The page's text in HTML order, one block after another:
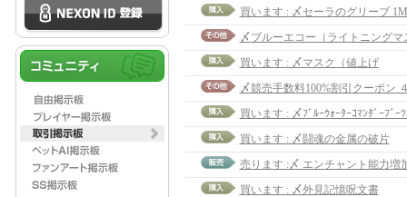
買います : 〆セーラのグリーブ 1M
〆ブルーエコー（ライトニングマ
買います : 〆マスク（値上げ
〆競売手数料100%割引クーポン
買います : 〆ﾌﾞﾙｰｳｫｰﾀｰｺﾏﾝﾀﾞｰﾌﾞｰ
買います : 〆闘魂の金属の破片
売ります :〆 エンチャント能力増
買います : 〆外見記憶呪文書